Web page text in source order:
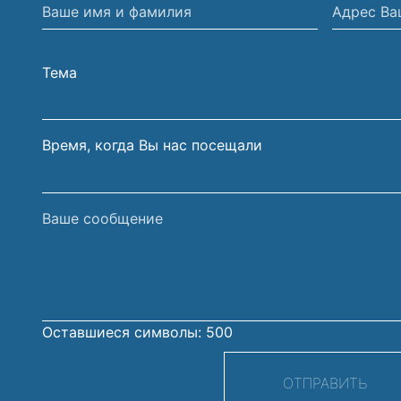
Ваше
имя
фамилия
Адрес
Вашей
Тема
Время, когда Вы нас посещали
Ваше
Оставшиеся символы: 500
ОТПРАВИТЬ